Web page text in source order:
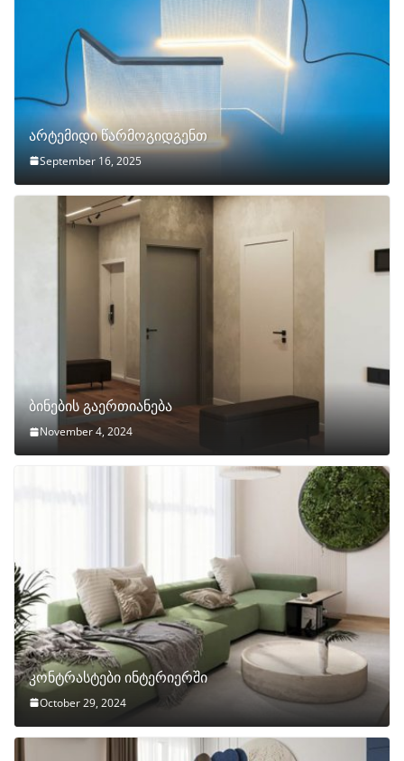
არტემიდი წარმოგიდგენთ
September 16, 2025
ბინების გაერთიანება
November 4, 2024
კონტრასტები ინტერიერში
October 29, 2024